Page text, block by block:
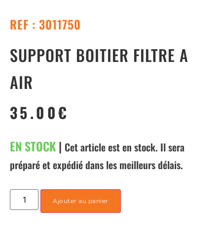
REF : 3011750
SUPPORT BOITIER FILTRE A
AIR
35.00€
EN STOCK| Cet article est en stock. Il sera
préparé et expédié dans les meilleurs délais.
Ajouter au panier